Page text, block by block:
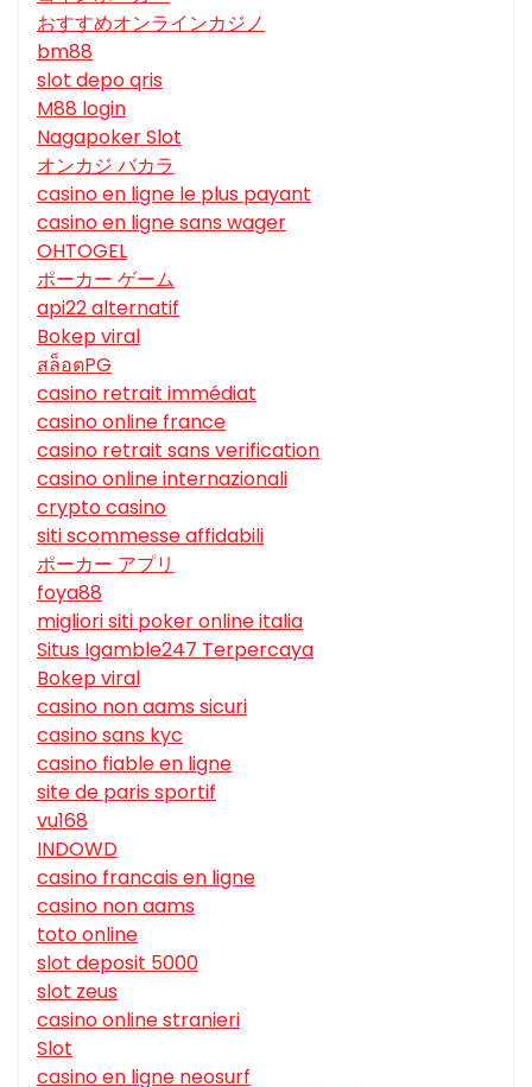
おすすめオンラインカジノ
bm88
slot depo qris
M88 login
Nagapoker Slot
オンカジ バカラ
casino en ligne le plus payant
casino en ligne sans wager
OHTOGEL
ポーカー ゲーム
api22 alternatif
Bokep viral
สล็อตPG
casino retrait immédiat
casino online france
casino retrait sans verification
casino online internazionali
crypto casino
siti scommesse affidabili
ポーカー アプリ
foya88
migliori siti poker online italia
Situs Igamble247 Terpercaya
Bokep viral
casino non aams sicuri
casino sans kyc
casino fiable en ligne
site de paris sportif
vu168
INDOWD
casino francais en ligne
casino non aams
toto online
slot deposit 5000
slot zeus
casino online stranieri
Slot
casino en ligne neosurf